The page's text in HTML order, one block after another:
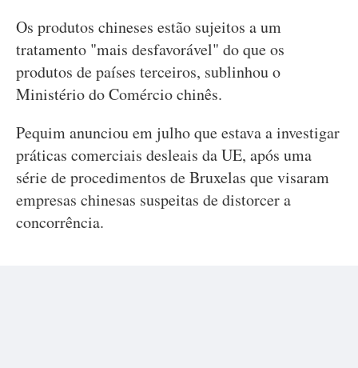
Os produtos chineses estão sujeitos a um
tratamento "mais desfavorável" do que os
produtos de países terceiros, sublinhou o
Ministério do Comércio chinês.
Pequim anunciou em julho que estava a investigar
práticas comerciais desleais da UE, após uma
série de procedimentos de Bruxelas que visaram
empresas chinesas suspeitas de distorcer a
concorrência.